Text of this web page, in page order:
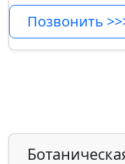
Позвонить